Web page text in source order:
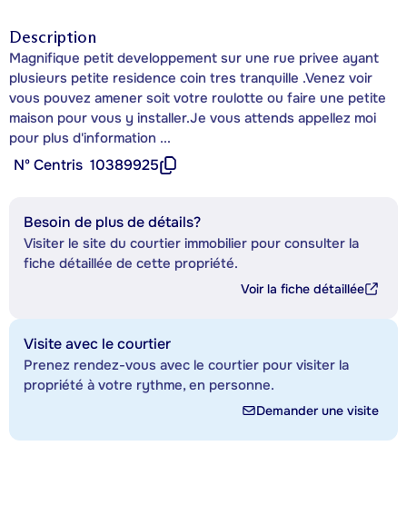
Description
Magnifique petit developpement sur une rue privee ayant
plusieurs petite residence coin tres tranquille .Venez voir
vous pouvez amener soit votre roulotte ou faire une petite
maison pour vous y installer.Je vous attends appellez moi
pour plus d'information ...
Nº Centris 10389925
Besoin de plus de détails?
Visiter le site du courtier immobilier pour consulter la
fiche détaillée de cette propriété.
Voir la fiche détaillée
Visite avec le courtier
Prenez rendez-vous avec le courtier pour visiter la
propriété à votre rythme, en personne.
Demander une visite